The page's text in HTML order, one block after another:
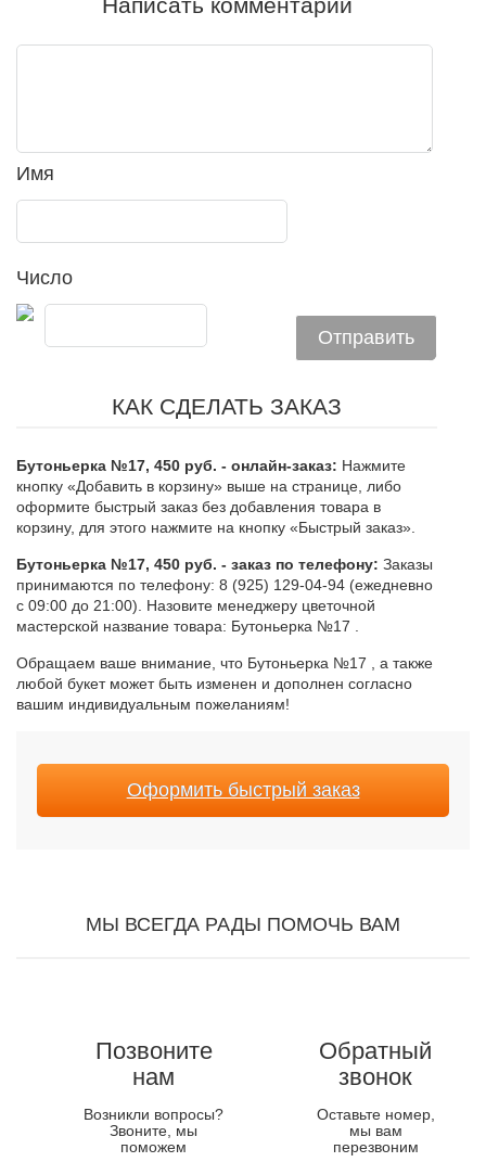
Написать комментарий
Имя
Число
КАК СДЕЛАТЬ ЗАКАЗ
Бутоньерка №17, 450 руб. - онлайн-заказ: Нажмите
кнопку «Добавить в корзину» выше на странице, либо
оформите быстрый заказ без добавления товара в
корзину, для этого нажмите на кнопку «Быстрый заказ».
Бутоньерка №17, 450 руб. - заказ по телефону: Заказы
принимаются по телефону: 8 (925) 129-04-94 (ежедневно
с 09:00 до 21:00). Назовите менеджеру цветочной
мастерской название товара: Бутоньерка №17 .
Обращаем ваше внимание, что Бутоньерка №17 , а также
любой букет может быть изменен и дополнен согласно
вашим индивидуальным пожеланиям!
Оформить быстрый заказ
МЫ ВСЕГДА РАДЫ ПОМОЧЬ ВАМ
Позвоните
нам
Возникли вопросы?
Звоните, мы
поможем
Обратный
звонок
Оставьте номер,
мы вам
перезвоним